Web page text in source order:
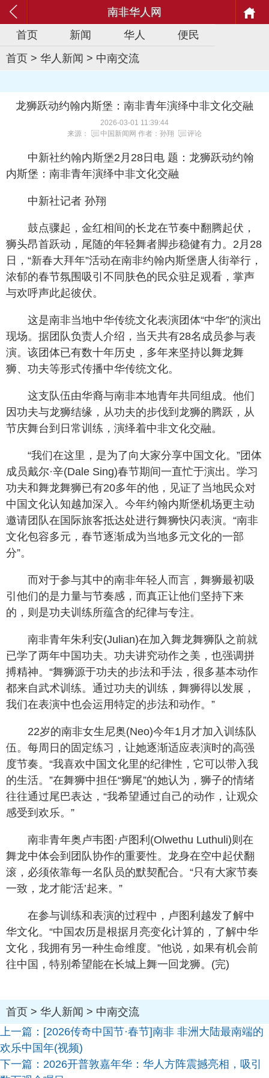
南非华人网
首页
新闻 华人
便民
首页 > 华人新闻 > 中南交流
龙狮跃动约翰内斯堡：南非青年演绎中非文化交融
2026-03-01 11:39:44
来源：
中国新闻网 作者：孙翔 评论
中新社约翰内斯堡2月28日电 题：龙狮跃动约翰
内斯堡：南非青年演绎中非文化交融
中新社记者 孙翔
鼓点骤起，金红相间的长龙在节奏中翻腾起伏，
狮头昂首跃动，尾随的年轻舞者脚步稳健有力。2月28
日，“新春大拜年”活动在南非约翰内斯堡唐人街举行，
浓郁的春节氛围吸引不同肤色的民众驻足观看，掌声
与欢呼声此起彼伏。
这是南非当地中华传统文化表演团体“中华”的演出
现场。据团队负责人介绍，当天共有28名成员参与表
演。该团体已有数十年历史，多年来坚持以舞龙舞
狮、功夫等形式传播中华传统文化。
这支队伍由华裔与南非本地青年共同组成。他们
因功夫与龙狮结缘，从功夫的步伐到龙狮的腾跃，从
节庆舞台到日常训练，演绎着中非文化交融。
“我们在这里，是为了向大家分享中国文化。”团体
成员戴尔·辛(Dale Sing)春节期间一直忙于演出。学习
功夫和舞龙舞狮已有20多年的他，见证了当地民众对
中国文化认知越加深入。今年约翰内斯堡机场更主动
邀请团队在国际旅客抵达处进行舞狮快闪表演。“南非
文化包容多元，春节逐渐成为当地多元文化的一部
分”。
而对于参与其中的南非年轻人而言，舞狮最初吸
引他们的是力量与节奏感，而真正让他们坚持下来
的，则是功夫训练所蕴含的纪律与专注。
南非青年朱利安(Julian)在加入舞龙舞狮队之前就
已学了两年中国功夫。功夫讲究动作之美，也强调拼
搏精神。“舞狮源于功夫的步法和手法，很多基本动作
都来自武术训练。通过功夫的训练，舞狮得以发展，
我们在表演中也会运用特定的步法和动作。”
22岁的南非女生尼奥(Neo)今年1月才加入训练队
伍。每周日的固定练习，让她逐渐适应表演时的高强
度节奏。“我喜欢中国文化里的纪律性，它可以带入我
的生活。”在舞狮中担任“狮尾”的她认为，狮子的情绪
往往通过尾巴表达，“我希望通过自己的动作，让观众
感受到欢乐。”
南非青年奥卢韦图·卢图利(Olwethu Luthuli)则在
舞龙中体会到团队协作的重要性。龙身在空中起伏翻
滚，必须依靠每一名队员的默契配合。“只有大家节奏
一致，龙才能‘活’起来。”
在参与训练和表演的过程中，卢图利越发了解中
华文化。“中国农历是根据月亮变化计算的，了解中华
文化，我拥有另一种生命维度。”他说，如果有机会前
往中国，特别希望能在长城上舞一回龙狮。(完)
首页 > 华人新闻 > 中南交流
上一篇： [2026传奇中国节·春节]南非 非洲大陆最南端的
欢乐中国年(视频)
下一篇： 2026开普敦嘉年华：华人方阵震撼亮相，吸引